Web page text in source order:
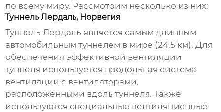
по всему миру. Рассмотрим несколько из них:
Туннель Лердаль, Норвегия
Туннель Лердаль является самым длинным
автомобильным туннелем в мире (24,5 км). Для
обеспеченияэффективной вентиляции
туннеля используется продольная система
вентиляции с вентиляторами,
расположенными вдоль туннеля. Также
используются специальные вентиляционные